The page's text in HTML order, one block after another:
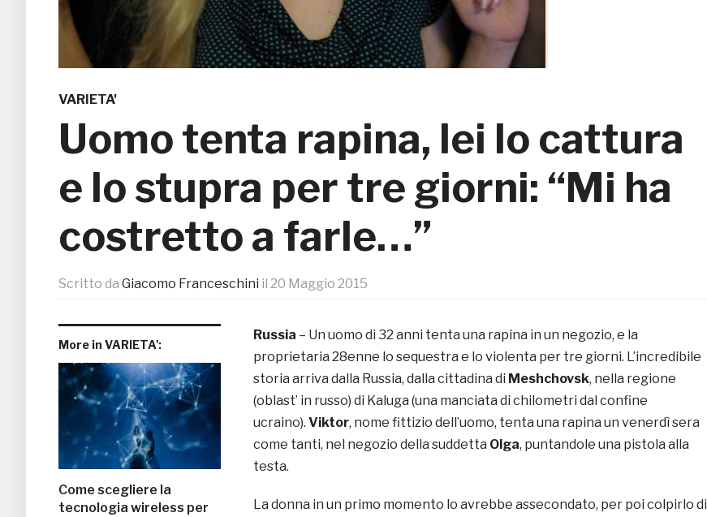
VARIETA'
Uomo tenta rapina, lei lo cattura
e lo stupra per tre giorni: “Mi ha
costretto a farle…”
Scritto da Giacomo Franceschini il 20 Maggio 2015
More in VARIETA':
Come scegliere la
tecnologia wireless per
Russia – Un uomo di 32 anni tenta una rapina in un negozio, e la
proprietaria 28enne lo sequestra e lo violenta per tre giorni. L’incredibile
storia arriva dalla Russia, dalla cittadina di Meshchovsk, nella regione
(oblast’ in russo) di Kaluga (una manciata di chilometri dal confine
ucraino). Viktor, nome fittizio dell’uomo, tenta una rapina un venerdì sera
come tanti, nel negozio della suddetta Olga, puntandole una pistola alla
testa.
La donna in un primo momento lo avrebbe assecondato, per poi colpirlo di